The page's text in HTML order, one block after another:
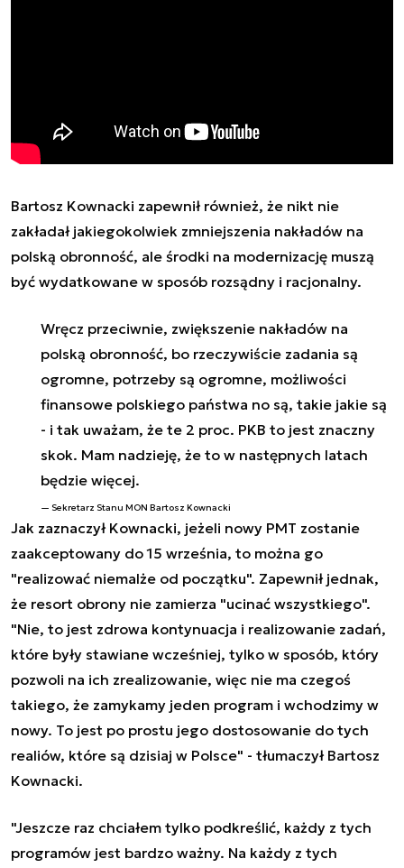
Bartosz Kownacki zapewnił również, że nikt nie
zakładał jakiegokolwiek zmniejszenia nakładów na
polską obronność, ale środki na modernizację muszą
być wydatkowane w sposób rozsądny i racjonalny.
Wręcz przeciwnie, zwiększenie nakładów na
polską obronność, bo rzeczywiście zadania są
ogromne, potrzeby są ogromne, możliwości
finansowe polskiego państwa no są, takie jakie są
- i tak uważam, że te 2 proc. PKB to jest znaczny
skok. Mam nadzieję, że to w następnych latach
będzie więcej.
Sekretarz Stanu MON Bartosz Kownacki
Jak zaznaczył Kownacki, jeżeli nowy PMT zostanie
zaakceptowany do 15 września, to można go
"realizować niemalże od początku". Zapewnił jednak,
że resort obrony nie zamierza "ucinać wszystkiego".
"Nie, to jest zdrowa kontynuacja i realizowanie zadań,
które były stawiane wcześniej, tylko w sposób, który
pozwoli na ich zrealizowanie, więc nie ma czegoś
takiego, że zamykamy jeden program i wchodzimy w
nowy. To jest po prostu jego dostosowanie do tych
realiów, które są dzisiaj w Polsce" - tłumaczył Bartosz
Kownacki.
"Jeszcze raz chciałem tylko podkreślić, każdy z tych
programów jest bardzo ważny. Na każdy z tych